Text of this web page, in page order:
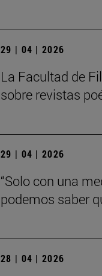
29 | 04 | 2026
La Facultad de
sobre revistas
29 | 04 | 2026
“Solo con una
podemos saber
28 | 04 | 2026